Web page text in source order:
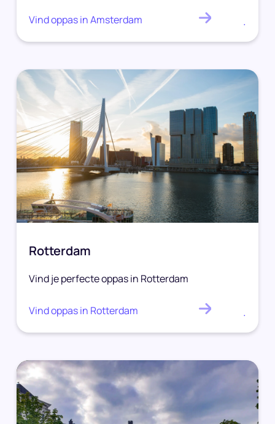
Vind oppas in Amsterdam .
Rotterdam
Vind je perfecte oppas in Rotterdam
Vind oppas in Rotterdam .